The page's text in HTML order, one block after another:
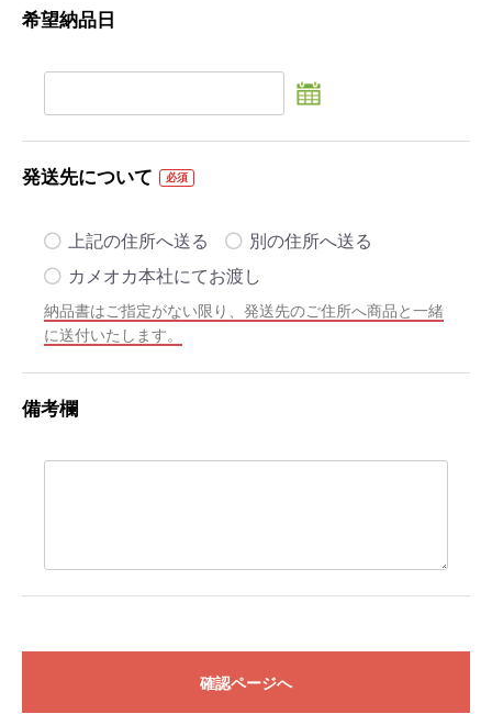
希望納品日
発送先について 必須
上記の住所へ送る
別の住所へ送る
カメオカ本社にてお渡し
納品書はご指定がない限り、発送先のご住所へ商品と一緒
に送付いたします。
備考欄
確認ページへ